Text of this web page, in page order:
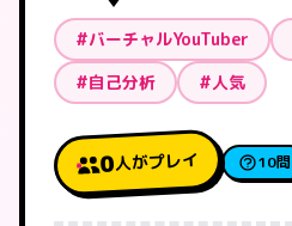
#バーチャルYouTuber
#自己分析
#人気
0人がプレイ 10問